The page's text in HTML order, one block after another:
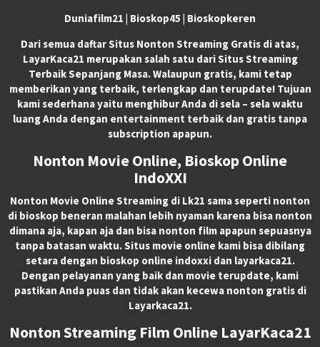
Duniafilm21 | Bioskop45 | Bioskopkeren
Dari semua daftar Situs Nonton Streaming Gratis di atas,
LayarKaca21 merupakan salah satu dari Situs Streaming
Terbaik Sepanjang Masa. Walaupun gratis, kami tetap
memberikan yang terbaik, terlengkap dan terupdate! Tujuan
kami sederhana yaitu menghibur Anda di sela – sela waktu
luang Anda dengan entertainment terbaik dan gratis tanpa
subscription apapun.
Nonton Movie Online, Bioskop Online
IndoXXI
Nonton Movie Online Streaming di Lk21 sama seperti nonton
di bioskop beneran malahan lebih nyaman karena bisa nonton
dimana aja, kapan aja dan bisa nonton film apapun sepuasnya
tanpa batasan waktu. Situs movie online kami bisa dibilang
setara dengan bioskop online indoxxi dan layarkaca21.
Dengan pelayanan yang baik dan movie terupdate, kami
pastikan Anda puas dan tidak akan kecewa nonton gratis di
Layarkaca21.
Nonton Streaming Film Online LayarKaca21